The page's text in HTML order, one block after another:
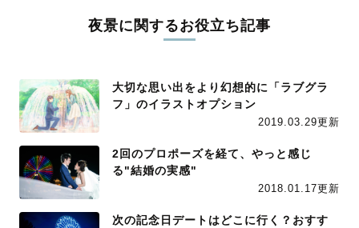
夜景に関するお役立ち記事
大切な思い出をより幻想的に「ラブグラ
フ」のイラストオプション
2019.03.29更新
2回のプロポーズを経て、やっと感じ
る"結婚の実感"
2018.01.17更新
次の記念日デートはどこに行く？おすす